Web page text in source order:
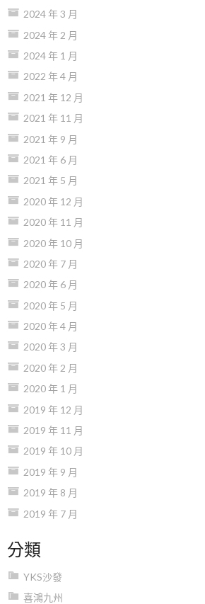
2024 年 3 月
2024 年 2 月
2024 年 1 月
2022 年 4 月
2021 年 12 月
2021 年 11 月
2021 年 9 月
2021 年 6 月
2021 年 5 月
2020 年 12 月
2020 年 11 月
2020 年 10 月
2020 年 7 月
2020 年 6 月
2020 年 5 月
2020 年 4 月
2020 年 3 月
2020 年 2 月
2020 年 1 月
2019 年 12 月
2019 年 11 月
2019 年 10 月
2019 年 9 月
2019 年 8 月
2019 年 7 月
分類
YKS沙發
喜鴻九州